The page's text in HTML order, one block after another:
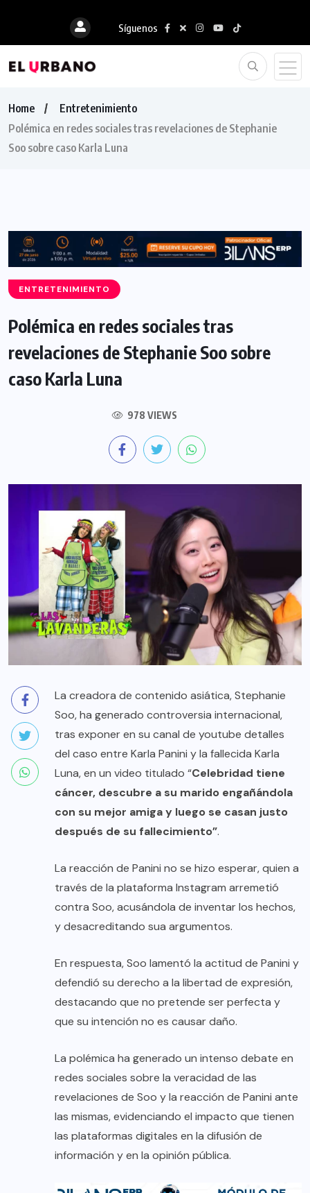
Síguenos
Home
Entretenimiento
Polémica en redes sociales tras revelaciones de Stephanie
Soo sobre caso Karla Luna
ENTRETENIMIENTO
Polémica en redes sociales tras
revelaciones de Stephanie Soo sobre
caso Karla Luna
978 VIEWS
La creadora de contenido asiática, Stephanie
Soo, ha generado controversia internacional,
tras exponer en su canal de youtube detalles
del caso entre Karla Panini y la fallecida Karla
Luna, en un video titulado “Celebridad tiene
cáncer, descubre a su marido engañándola
con su mejor amiga y luego se casan justo
después de su fallecimiento”.
La reacción de Panini no se hizo esperar, quien a
través de la plataforma Instagram arremetió
contra Soo, acusándola de inventar los hechos,
y desacreditando sua argumentos.
En respuesta, Soo lamentó la actitud de Panini y
defendió su derecho a la libertad de expresión,
destacando que no pretende ser perfecta y
que su intención no es causar daño.
La polémica ha generado un intenso debate en
redes sociales sobre la veracidad de las
revelaciones de Soo y la reacción de Panini ante
las mismas, evidenciando el impacto que tienen
las plataformas digitales en la difusión de
información y en la opinión pública.